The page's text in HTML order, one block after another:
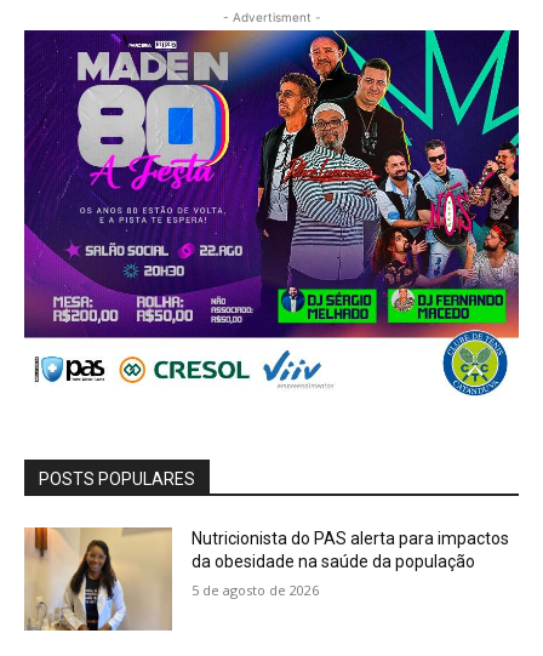
- Advertisment -
POSTS POPULARES
Nutricionista do PAS alerta para impactos
da obesidade na saúde da população
5 de agosto de 2026